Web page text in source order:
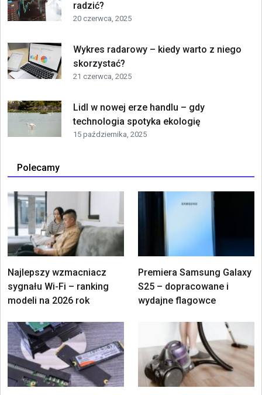
radzić?
20 czerwca, 2025
Wykres radarowy – kiedy warto z niego
skorzystać?
21 czerwca, 2025
Lidl w nowej erze handlu – gdy
technologia spotyka ekologię
15 października, 2025
Polecamy
Najlepszy wzmacniacz
sygnału Wi-Fi – ranking
modeli na 2026 rok
Premiera Samsung Galaxy
S25 – dopracowane i
wydajne flagowce